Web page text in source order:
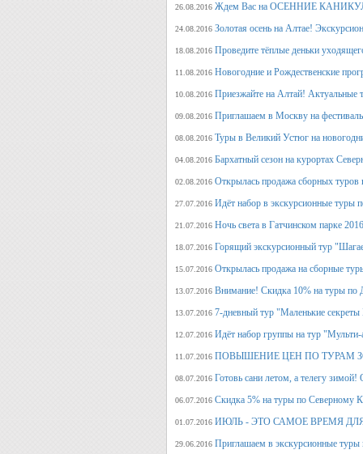
26.08.2016 Ждем Вас на ОСЕННИЕ
24.08.2016 Золотая осень на Алтае!
18.08.2016 Проведите тёплые деньки
11.08.2016 Новогодние и Рождественские
10.08.2016 Приезжайте на Алтай! Актуальные
09.08.2016 Приглашаем в Москву на
08.08.2016 Туры в Великий Устюг на
04.08.2016 Бархатный сезон на курортах
02.08.2016 Открылась продажа сборных туров
27.07.2016 Идёт набор в экскурсионные туры
21.07.2016 Ночь света в Гатчинском парке
18.07.2016 Горящий экскурсионный тур
15.07.2016 Открылась продажа на сборные
13.07.2016 Внимание! Скидка 10% на туры по
13.07.2016 7-дневный тур "Маленькие
12.07.2016 Идёт набор группы на тур
11.07.2016 ПОВЫШЕНИЕ ЦЕН ПО ТУРАМ
08.07.2016 Готовь сани летом, а
06.07.2016 Скидка 5% на туры по Северному
01.07.2016 ИЮЛЬ - ЭТО САМОЕ ВРЕМЯ
29.06.2016 Приглашаем в экскурсионные